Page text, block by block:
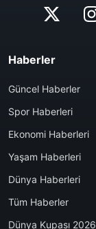
Haberler
Güncel Haberler
Spor Haberleri
Ekonomi Haberleri
Yaşam Haberleri
Dünya Haberleri
Tüm Haberler
Dünya Kupası 2026